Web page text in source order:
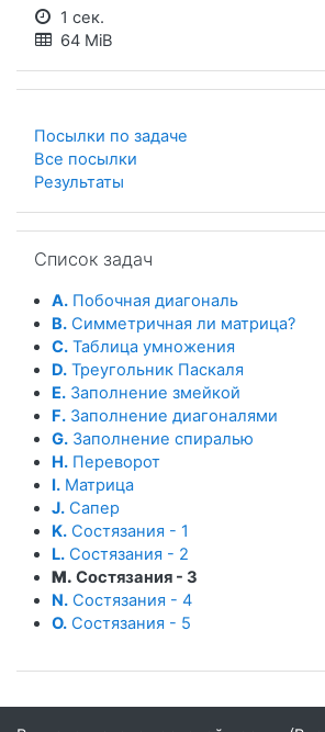
1 сек.
64 MiB
Посылки по задаче
Все посылки
Результаты
Список задач
A. Побочная диагональ
B. Симметричная ли матрица?
C. Таблица умножения
D. Треугольник Паскаля
E. Заполнение змейкой
F. Заполнение диагоналями
G. Заполнение спиралью
H. Переворот
I. Матрица
J. Сапер
K. Состязания - 1
L. Состязания - 2
M. Состязания - 3
N. Состязания - 4
O. Состязания - 5